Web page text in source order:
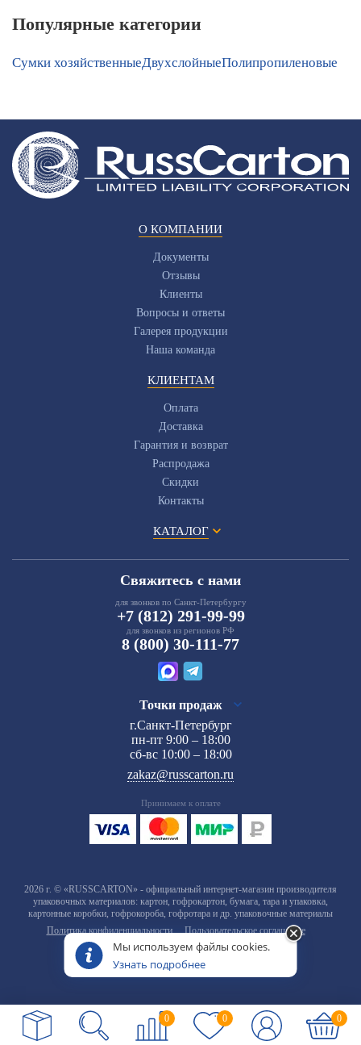
0 0 0
Популярные категории
Сумки хозяйственныеДвухслойныеПолипропиленовые
О КОМПАНИИ
Документы
Отзывы
Клиенты
Вопросы и ответы
Галерея продукции
Наша команда
КЛИЕНТАМ
Оплата
Доставка
Гарантия и возврат
Распродажа
Скидки
Контакты
КАТАЛОГ
Свяжитесь с нами
для звонков по Санкт-Петербургу
+7 (812) 291-99-99
для звонков из регионов РФ
8 (800) 30-111-77
Точки продаж
г.Санкт-Петербург
пн-пт 9:00 – 18:00
сб-вс 10:00 – 18:00
zakaz@russcarton.ru
Принимаем к оплате
2026 г. © «RUSSCARTON» - официальный интернет-магазин производителя
упаковочных материалов: картон, гофрокартон, бумага, тара и упаковка,
картонные коробки, гофрокороба, гофротара и др. упаковочные материалы
Политика конфиденциальности
Пользовательское соглашение
Мы используем файлы cookies.
Узнать подробнее